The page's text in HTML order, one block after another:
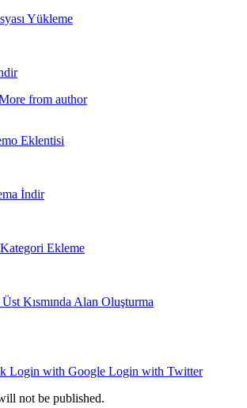
Yükleme
from author
Eklentisi
İndir
Ekleme
Kısmında Alan Oluşturma
Login with Google Login with Twitter
not be published.